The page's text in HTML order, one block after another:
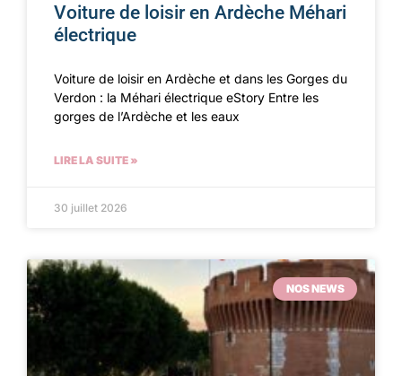
Voiture de loisir en Ardèche Méhari
électrique
Voiture de loisir en Ardèche et dans les Gorges du
Verdon : la Méhari électrique eStory Entre les
gorges de l’Ardèche et les eaux
LIRE LA SUITE »
30 juillet 2026
NOS NEWS